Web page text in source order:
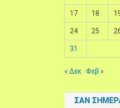
17 18
24 25
31
« Δεκ Φεβ »
ΣΑΝ